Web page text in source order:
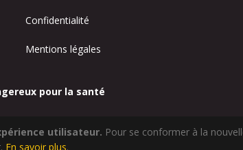
utilisateur. Pour se conformer à la
En savoir plus.
Confidentialité
Mentions légales
pour la santé